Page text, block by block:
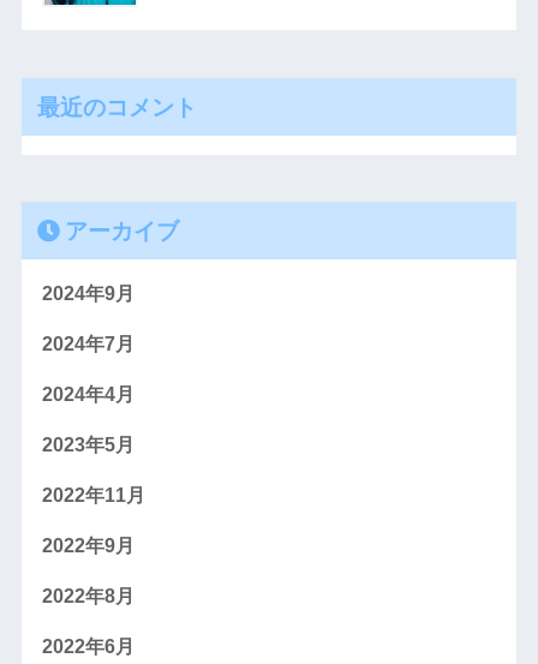
最近のコメント
アーカイブ
2024年9月
2024年7月
2024年4月
2023年5月
2022年11月
2022年9月
2022年8月
2022年6月